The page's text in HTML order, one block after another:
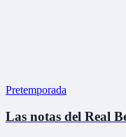
Pretemporada
Las notas del Real